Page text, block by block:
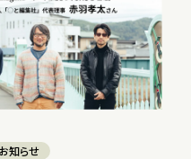
お知らせ